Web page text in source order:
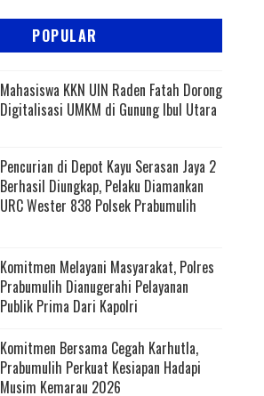
POPULAR
Mahasiswa KKN UIN Raden Fatah Dorong
Digitalisasi UMKM di Gunung Ibul Utara
Pencurian di Depot Kayu Serasan Jaya 2
Berhasil Diungkap, Pelaku Diamankan
URC Wester 838 Polsek Prabumulih
Komitmen Melayani Masyarakat, Polres
Prabumulih Dianugerahi Pelayanan
Publik Prima Dari Kapolri
Komitmen Bersama Cegah Karhutla,
Prabumulih Perkuat Kesiapan Hadapi
Musim Kemarau 2026